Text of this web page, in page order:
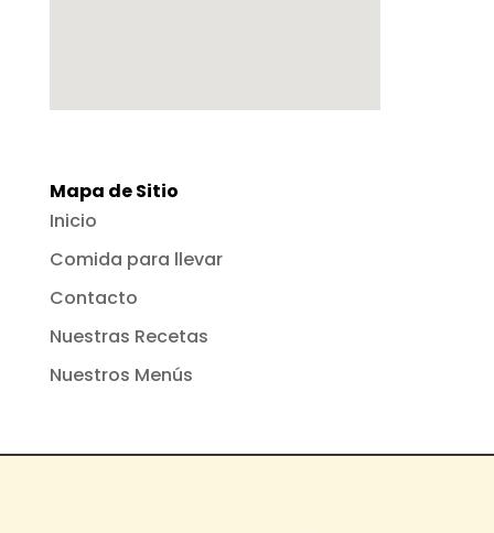
Mapa de Sitio
Inicio
Comida para llevar
Contacto
Nuestras Recetas
Nuestros Menús